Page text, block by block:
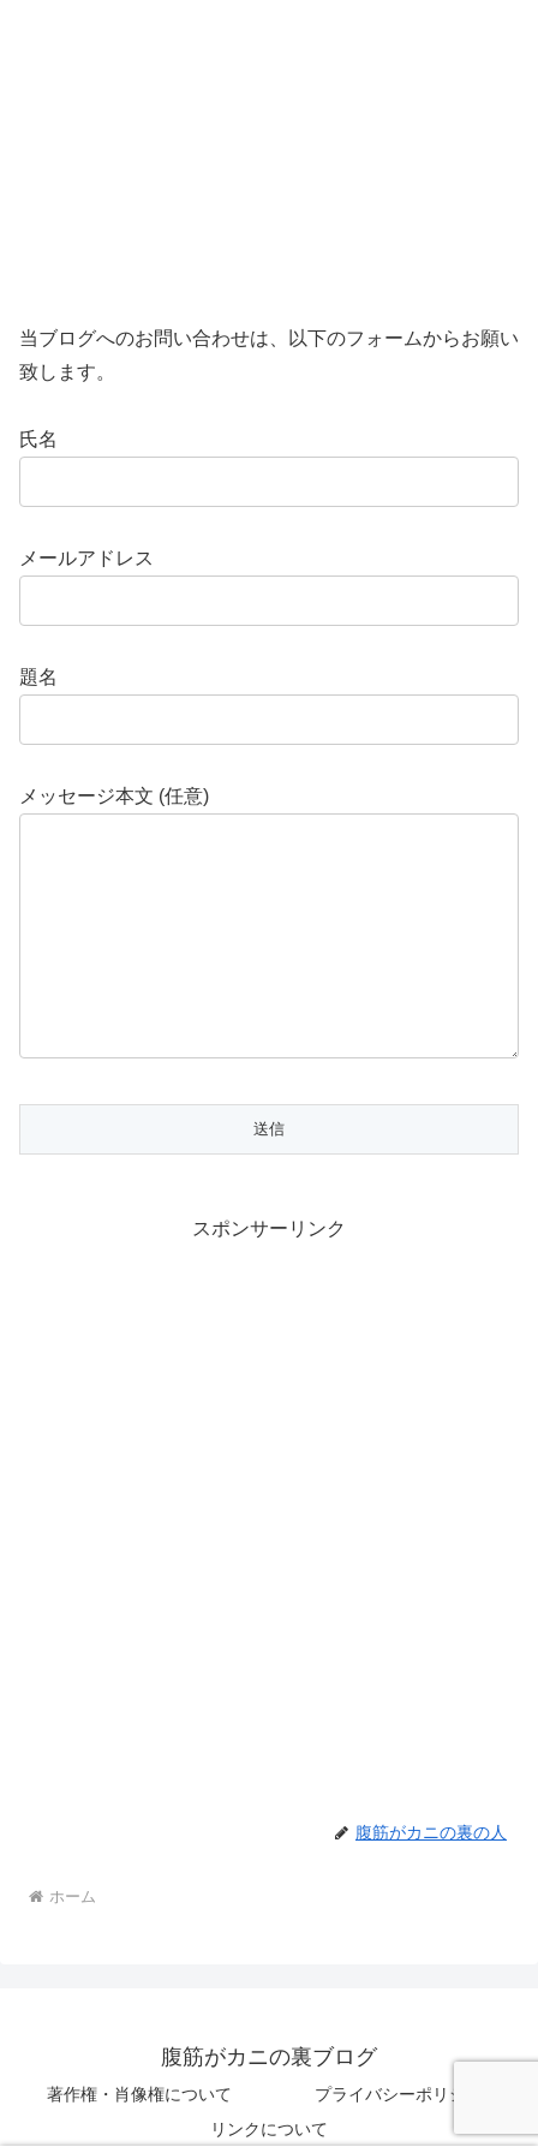
当ブログへのお問い合わせは、以下のフォームからお願い
致します。
氏名
メールアドレス
題名
メッセージ本文 (任意)
スポンサーリンク
腹筋がカニの裏の人
ホーム
腹筋がカニの裏ブログ
著作権・肖像権について
プライバシーポリシー
リンクについて